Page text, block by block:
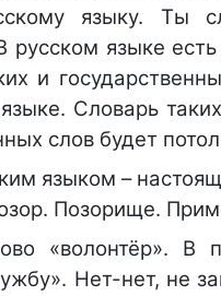
языку. Ты
русском языке
и
Словарь
слов будет
языком –
Позорище.
«волонтёр». В
Нет-нет, не